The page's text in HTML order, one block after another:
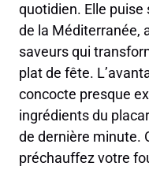
quotidien. Elle puise
de la Méditerranée,
saveurs qui
plat de fête.
concocte presque
ingrédients du
de dernière minute.
préchauffez votre